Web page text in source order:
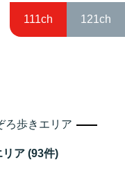
111ch 121ch
ろ歩きエリア
ア (93件)